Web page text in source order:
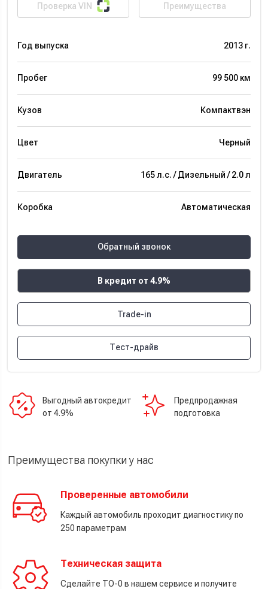
Проверка VIN Преимущества
Год выпуска 2013 г.
Пробег 99 500 км
Кузов Компактвэн
Цвет Черный
Двигатель 165 л.с. / Дизельный / 2.0 л
Коробка Автоматическая
Обратный звонок
В кредит от 4.9%
Trade-in
Тест-драйв
Выгодный автокредит
от 4.9%
Предпродажная
подготовка
Преимущества покупки у нас
Проверенные автомобили
Каждый автомобиль проходит диагностику по
250 параметрам
Техническая защита
Сделайте ТО-0 в нашем сервисе и получите